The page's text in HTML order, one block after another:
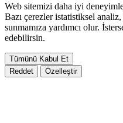
Web sitemizi daha iyi
Bazı çerezler istatistiksel
sunmamıza yardımcı olur.
edebilirsin.
Tümünü Kabul Et
Reddet
Özelleştir